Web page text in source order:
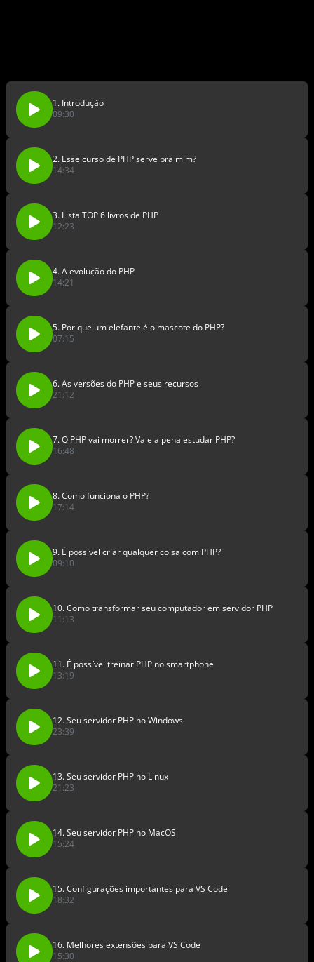
1. Introdução
09:30
2. Esse curso de PHP serve pra mim?
14:34
3. Lista TOP 6 livros de PHP
12:23
4. A evolução do PHP
14:21
5. Por que um elefante é o mascote do PHP?
07:15
6. As versões do PHP e seus recursos
21:12
7. O PHP vai morrer? Vale a pena estudar PHP?
16:48
8. Como funciona o PHP?
17:14
9. É possível criar qualquer coisa com PHP?
09:10
10. Como transformar seu computador em servidor PHP
11:13
11. É possível treinar PHP no smartphone
13:19
12. Seu servidor PHP no Windows
23:39
13. Seu servidor PHP no Linux
21:23
14. Seu servidor PHP no MacOS
15:24
15. Configurações importantes para VS Code
18:32
16. Melhores extensões para VS Code
15:30